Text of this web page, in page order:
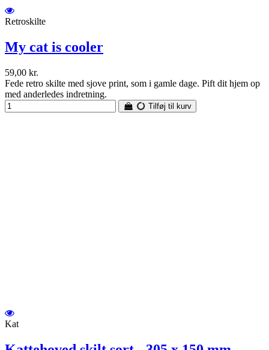
Retroskilte
My cat is cooler
59,00 kr.
Fede retro skilte med sjove print, som i gamle dage. Pift dit hjem op
med anderledes indretning.
Tilføj til kurv
Kat